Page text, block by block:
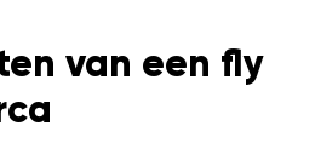
van een fly